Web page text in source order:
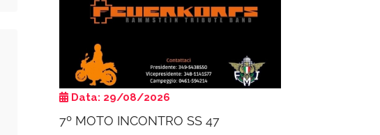
Data: 29/08/2026
7º MOTO INCONTRO SS 47